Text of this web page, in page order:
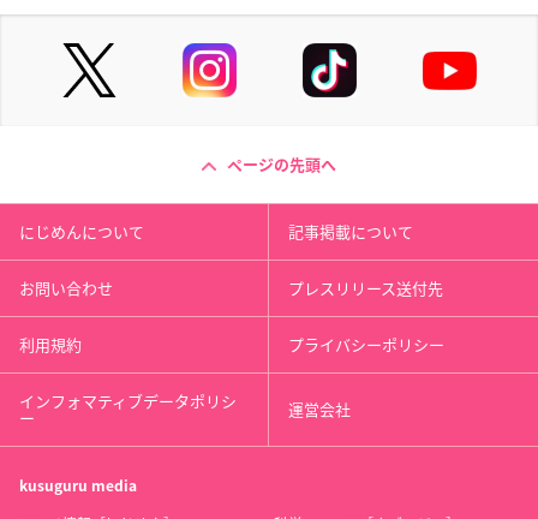
ページの先頭へ
にじめんについて 記事掲載について
お問い合わせ プレスリリース送付先
利用規約 プライバシーポリシー
インフォマティブデータポリシ
ー 運営会社
kusuguru media